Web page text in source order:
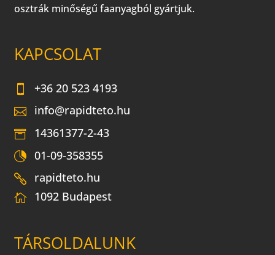
osztrák minőségű faanyagból gyártjuk.
KAPCSOLAT
+36 20 523 4193
info@rapidteto.hu
14361377-2-43
01-09-358355
rapidteto.hu
1092 Budapest
TÁRSOLDALUNK